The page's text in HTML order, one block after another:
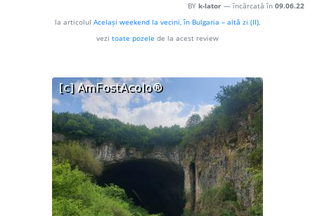
BY k-lator — încărcată în 09.06.22
la articolul Același weekend la vecini, în Bulgaria – altă zi (II),
vezi toate pozele de la acest review